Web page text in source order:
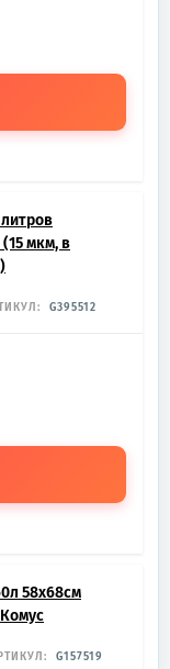
мкм, в
G395512
58х68см
G157519